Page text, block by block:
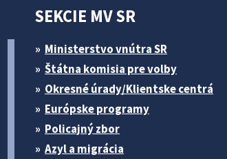
SEKCIE MV SR
Ministerstvo vnútra SR
Štátna komisia pre volby
Okresné úrady/Klientske centrá
Európske programy
Policajný zbor
Azyl a migrácia